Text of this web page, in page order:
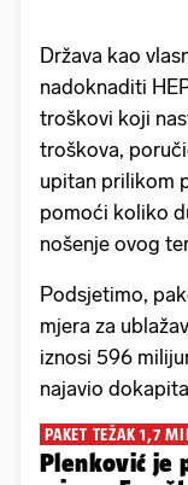
Država kao
nadoknaditi
troškovi koji
troškova,
upitan prilikom
pomoći koliko
nošenje ovog
Podsjetimo,
mjera za
iznosi 596
najavio
PAKET TEŽAK 1,7
Plenković je